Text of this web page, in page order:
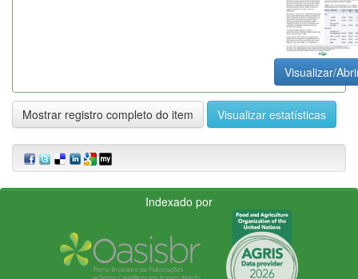
Visualizar/
Mostrar registro completo do item Visualizar estatísticas
Indexado por